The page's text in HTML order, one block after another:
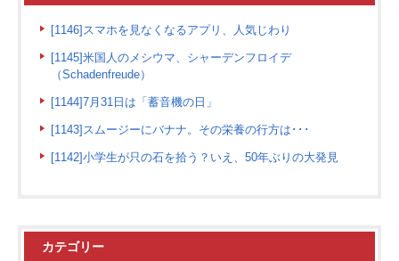
[1146]スマホを見なくなるアプリ、人気じわり
[1145]米国人のメシウマ、シャーデンフロイデ
（Schadenfreude）
[1144]7月31日は「蓄音機の日」
[1143]スムージーにバナナ。その栄養の行方は･･･
[1142]小学生が只の石を拾う？いえ、50年ぶりの大発見
カテゴリー